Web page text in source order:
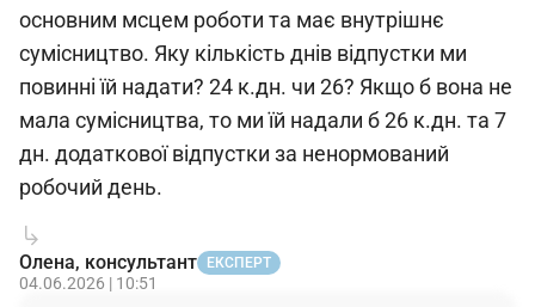
основним мсцем роботи та має внутрішнє
сумісництво. Яку кількість днів відпустки ми
повинні їй надати? 24 к.дн. чи 26? Якщо б вона не
мала сумісництва, то ми їй надали б 26 к.дн. та 7
дн. додаткової відпустки за ненормований
робочий день.
Олена, консультант ЕКСПЕРТ
04.06.2026 | 10:51